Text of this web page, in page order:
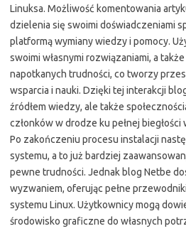
Linuksa. Możliwość komentowania
dzielenia się swoimi doświadczeniami
platformą wymiany wiedzy i pomocy.
swoimi własnymi rozwiązaniami, a
napotkanych trudności, co tworzy
wsparcia i nauki. Dzięki tej interakcji
źródłem wiedzy, ale także
członków w drodze ku pełnej biegłości
Po zakończeniu procesu instalacji
systemu, a to już bardziej
pewne trudności. Jednak blog Netbe
wyzwaniem, oferując pełne
systemu Linux. Użytkownicy mogą
środowisko graficzne do własnych